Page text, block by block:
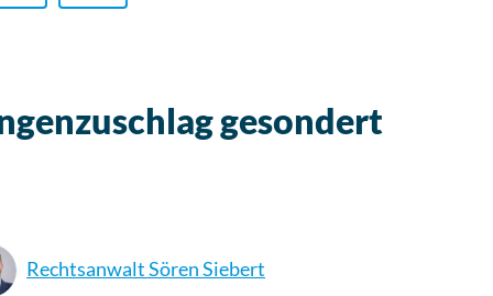
das
gesondert
Rechtsanwalt Sören Siebert